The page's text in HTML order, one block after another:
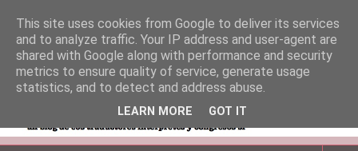
This site uses cookies from Google to deliver its services
and to analyze traffic. Your IP address and user-agent are
shared with Google along with performance and security
metrics to ensure quality of service, generate usage
statistics, and to detect and address abuse.
LEARN MORE GOT IT